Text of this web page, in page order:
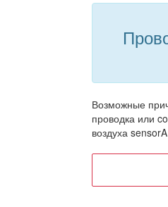
Возможные
проводка или
воздуха